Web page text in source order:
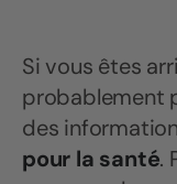
Si vous êtes
probablement
des
pour la santé.